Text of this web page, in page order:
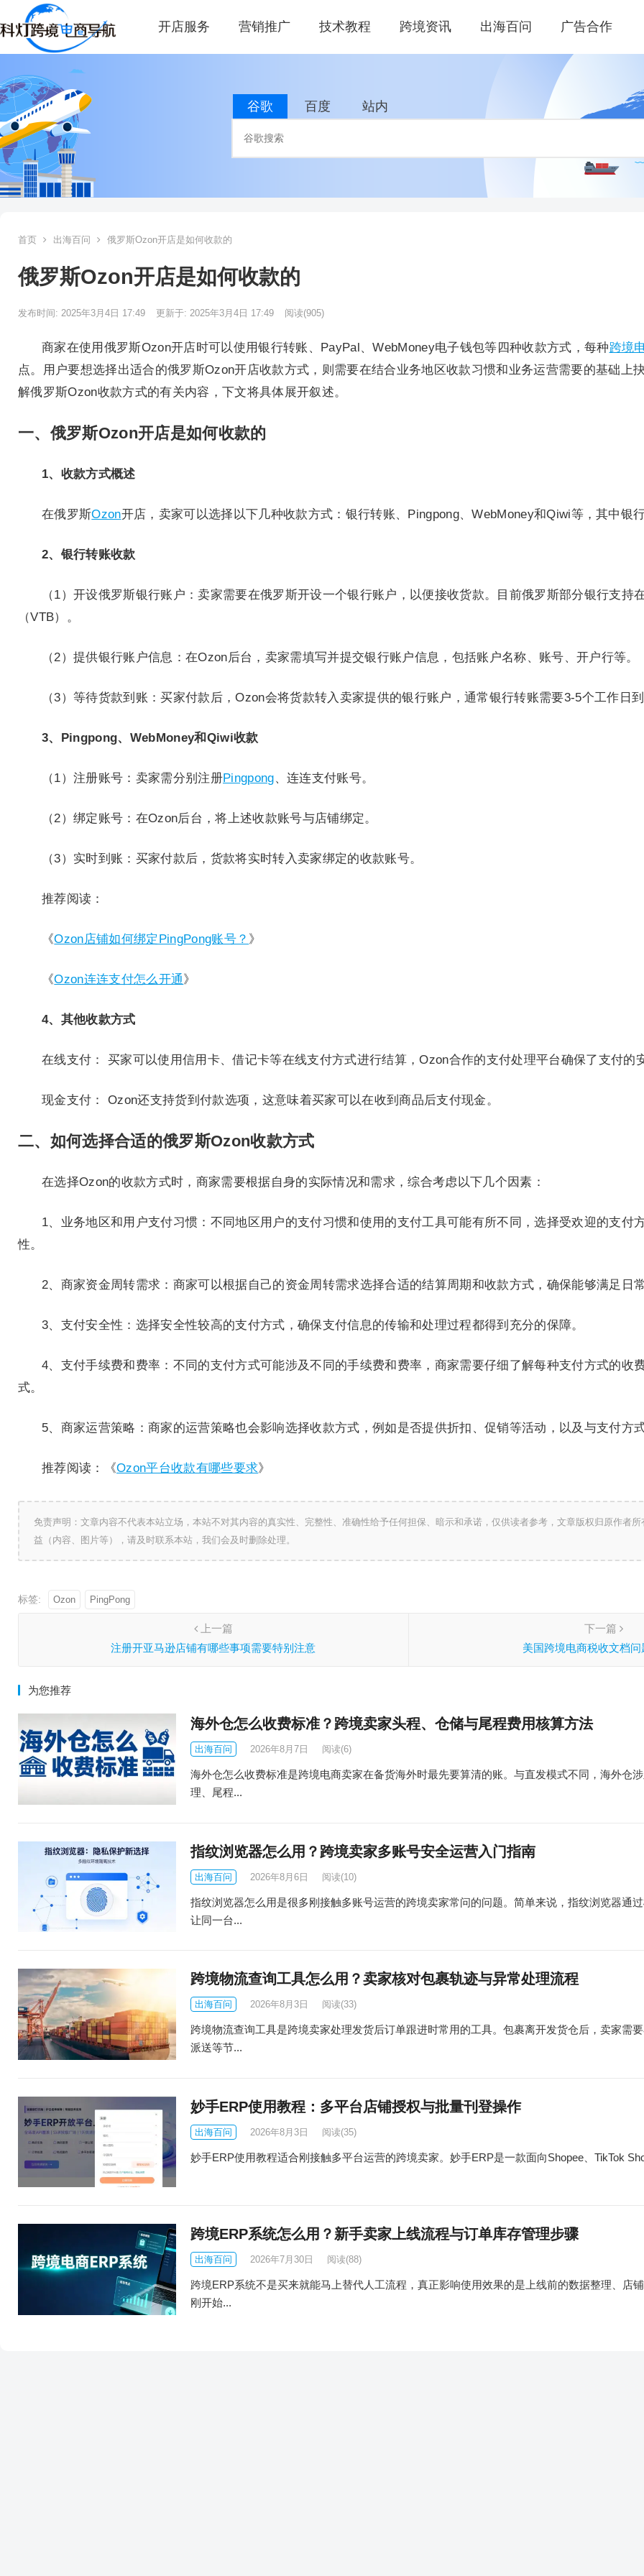
开店服务 营销推广 技术教程 跨境资讯 出海百问 广告合作
谷歌 百度 站内
首页 出海百问 俄罗斯Ozon开店是如何收款的
俄罗斯Ozon开店是如何收款的
发布时间: 2025年3月4日 17:49 更新于: 2025年3月4日 17:49 阅读(905)
商家在使用俄罗斯Ozon开店时可以使用银行转账、PayPal、WebMoney电子钱包等四种收款方式，每种跨境
点。用户要想选择出适合的俄罗斯Ozon开店收款方式，则需要在结合业务地区收款习惯和业务运营需要的基础上
解俄罗斯Ozon收款方式的有关内容，下文将具体展开叙述。
一、俄罗斯Ozon开店是如何收款的
1、收款方式概述
在俄罗斯Ozon开店，卖家可以选择以下几种收款方式：银行转账、Pingpong、WebMoney和Qiwi等，其中银
2、银行转账收款
（1）开设俄罗斯银行账户：卖家需要在俄罗斯开设一个银行账户，以便接收货款。目前俄罗斯部分银行支持
（VTB）。
（2）提供银行账户信息：在Ozon后台，卖家需填写并提交银行账户信息，包括账户名称、账号、开户行等。
（3）等待货款到账：买家付款后，Ozon会将货款转入卖家提供的银行账户，通常银行转账需要3-5个工作日
3、Pingpong、WebMoney和Qiwi收款
（1）注册账号：卖家需分别注册Pingpong、连连支付账号。
（2）绑定账号：在Ozon后台，将上述收款账号与店铺绑定。
（3）实时到账：买家付款后，货款将实时转入卖家绑定的收款账号。
推荐阅读：
《Ozon店铺如何绑定PingPong账号？ 》
《Ozon连连支付怎么开通》
4、其他收款方式
在线支付： 买家可以使用信用卡、借记卡等在线支付方式进行结算，Ozon合作的支付处理平台确保了支付的
现金支付： Ozon还支持货到付款选项，这意味着买家可以在收到商品后支付现金。
二、如何选择合适的俄罗斯Ozon收款方式
在选择Ozon的收款方式时，商家需要根据自身的实际情况和需求，综合考虑以下几个因素：
1、业务地区和用户支付习惯：不同地区用户的支付习惯和使用的支付工具可能有所不同，选择受欢迎的支付
性。
2、商家资金周转需求：商家可以根据自己的资金周转需求选择合适的结算周期和收款方式，确保能够满足日
3、支付安全性：选择安全性较高的支付方式，确保支付信息的传输和处理过程都得到充分的保障。
4、支付手续费和费率：不同的支付方式可能涉及不同的手续费和费率，商家需要仔细了解每种支付方式的收
式。
5、商家运营策略：商家的运营策略也会影响选择收款方式，例如是否提供折扣、促销等活动，以及与支付方
推荐阅读：《Ozon平台收款有哪些要求》
免责声明：文章内容不代表本站立场，本站不对其内容的真实性、完整性、准确性给予任何担保、暗示和承诺，仅供读者参考，文章版权归原作者
益（内容、图片等），请及时联系本站，我们会及时删除处理。
标签: Ozon PingPong
上一篇
注册开亚马逊店铺有哪些事项需要特别注意
下一篇
美国跨境电商税收文档
为您推荐
海外仓怎么收费标准？跨境卖家头程、仓储与尾程费用核算方法
出海百问 2026年8月7日 阅读(6)
海外仓怎么收费标准是跨境电商卖家在备货海外时最先要算清的账。与直发模式不同，海外仓
理、尾程...
指纹浏览器怎么用？跨境卖家多账号安全运营入门指南
出海百问 2026年8月6日 阅读(10)
指纹浏览器怎么用是很多刚接触多账号运营的跨境卖家常问的问题。简单来说，指纹浏览器通
让同一台...
跨境物流查询工具怎么用？卖家核对包裹轨迹与异常处理流程
出海百问 2026年8月3日 阅读(33)
跨境物流查询工具是跨境卖家处理发货后订单跟进时常用的工具。包裹离开发货仓后，卖家需
派送等节...
妙手ERP使用教程：多平台店铺授权与批量刊登操作
出海百问 2026年8月3日 阅读(35)
妙手ERP使用教程适合刚接触多平台运营的跨境卖家。妙手ERP是一款面向Shopee、TikTok
跨境ERP系统怎么用？新手卖家上线流程与订单库存管理步骤
出海百问 2026年7月30日 阅读(88)
跨境ERP系统不是买来就能马上替代人工流程，真正影响使用效果的是上线前的数据整理、店
刚开始...